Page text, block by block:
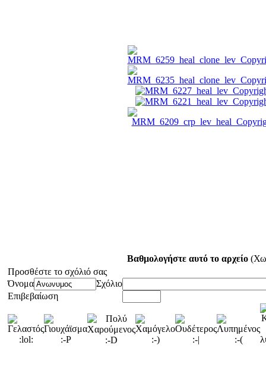
Βαθμολογήστε αυτό το αρχείο
Προσθέστε το σχόλιό σας
Όνομα
Σχόλιο
Επιβεβαίωση